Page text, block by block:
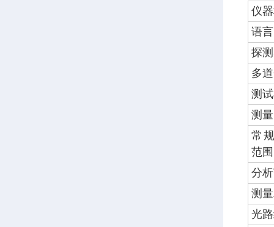
仪
语言
探
多
测
测
常
范围
分
测
光